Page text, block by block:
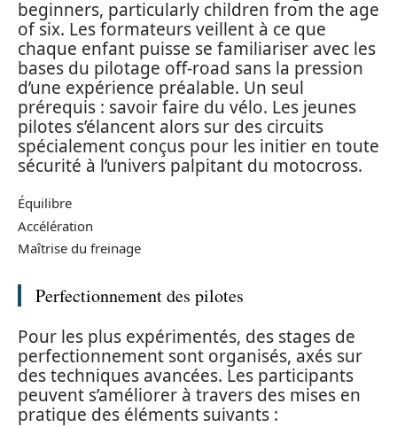
beginners, particularly children from the age
of six. Les formateurs veillent à ce que
chaque enfant puisse se familiariser avec les
bases du pilotage off-road sans la pression
d’une expérience préalable. Un seul
prérequis : savoir faire du vélo. Les jeunes
pilotes s’élancent alors sur des circuits
spécialement conçus pour les initier en toute
sécurité à l’univers palpitant du motocross.
Équilibre
Accélération
Maîtrise du freinage
Perfectionnement des pilotes
Pour les plus expérimentés, des stages de
perfectionnement sont organisés, axés sur
des techniques avancées. Les participants
peuvent s’améliorer à travers des mises en
pratique des éléments suivants :